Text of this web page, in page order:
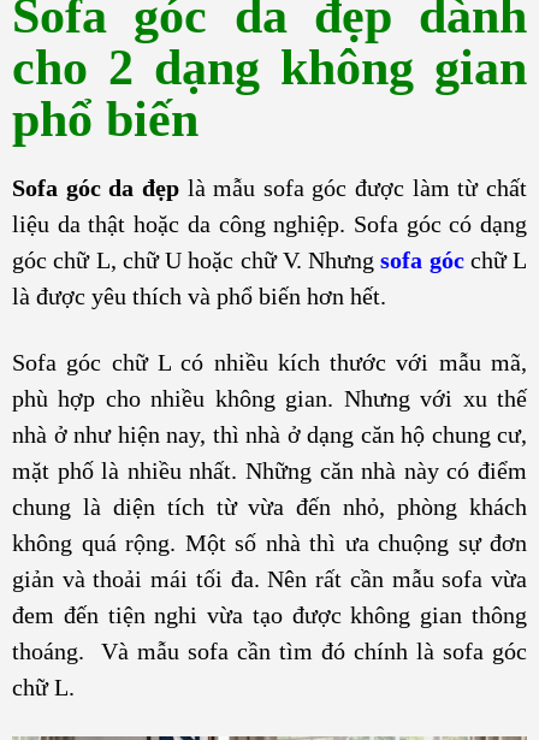
Sofa góc da đẹp dành
cho 2 dạng không gian
phổ biến
Sofa góc da đẹplà mẫu sofa góc được làm từ chất
liệu da thật hoặc da công nghiệp. Sofa góc có dạng
góc chữ L, chữ U hoặc chữ V. Nhưngsofa gócchữ L
là được yêu thích và phổ biến hơn hết.
Sofa góc chữ L có nhiều kích thước với mẫu mã,
phù hợp cho nhiều không gian. Nhưng với xu thế
nhà ở như hiện nay, thì nhà ở dạng căn hộ chung cư,
mặt phố là nhiều nhất. Những căn nhà này có điểm
chung là diện tích từ vừa đến nhỏ, phòng khách
không quá rộng. Một số nhà thì ưa chuộng sự đơn
giản và thoải mái tối đa. Nên rất cần mẫu sofa vừa
đem đến tiện nghi vừa tạo được không gian thông
thoáng. Và mẫu sofa cần tìm đó chính là sofa góc
chữ L.